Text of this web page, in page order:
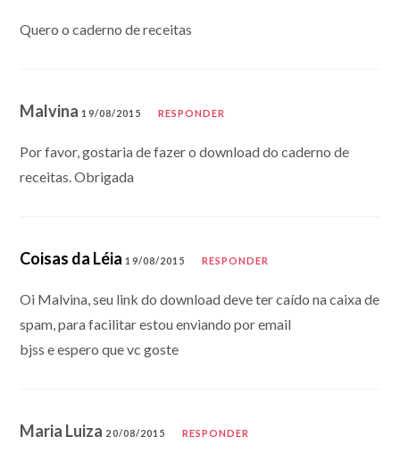
Quero o caderno de receitas
Malvina19/08/2015 RESPONDER
Por favor, gostaria de fazer o download do caderno de
receitas. Obrigada
Coisas da Léia 19/08/2015 RESPONDER
Oi Malvina, seu link do download deve ter caído na caixa de
spam, para facilitar estou enviando por email
bjss e espero que vc goste
Maria Luiza 20/08/2015 RESPONDER